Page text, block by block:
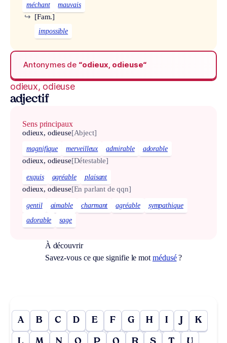
méchant
mauvais
[Fam.]
↪
impossible
Antonymes de “odieux, odieuse“
odieux, odieuse
adjectif
Sens principaux
odieux, odieuse[Abject]
magnifique merveilleux admirable adorable
odieux, odieuse[Détestable]
exquis agréable plaisant
odieux, odieuse[En parlant de qqn]
gentil aimable charmant agréable
sympathique
adorable
sage
À découvrir
Savez-vous ce que signifie le mot médusé?
A B C D E F G H I J K